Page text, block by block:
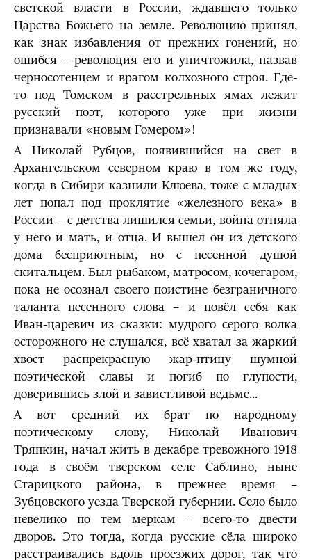
светской власти в России, ждавшего только
Царства Божьего на земле. Революцию принял,
как знак избавления от прежних гонений, но
ошибся – революция его и уничтожила, назвав
черносотенцем и врагом колхозного строя. Где-
то под Томском в расстрельных ямах лежит
русский поэт, которого уже при жизни
признавали «новым Гомером»!
А Николай Рубцов, появившийся на свет в
Архангельском северном краю в том же году,
когда в Сибири казнили Клюева, тоже с младых
лет попал под проклятие «железного века» в
России – с детства лишился семьи, война отняла
у него и мать, и отца. И вышел он из детского
дома бесприютным, но с песенной душой
скитальцем. Был рыбаком, матросом, кочегаром,
пока не осознал своего поистине безграничного
таланта песенного слова – и повёл себя как
Иван-царевич из сказки: мудрого серого волка
осторожного не слушался, всё хватал за жаркий
хвост распрекрасную жар-птицу шумной
поэтической славы и погиб по глупости,
доверившись злой и завистливой ведьме...
А вот средний их брат по народному
поэтическому слову, Николай Иванович
Тряпкин, начал жить в декабре тревожного 1918
года в своём тверском селе Саблино, ныне
Старицкого района, в прежнее время –
Зубцовского уезда Тверской губернии. Село было
невелико по тем меркам – всего-то двести
дворов. Это тогда, когда русские сёла широко
расстраивались вдоль проезжих дорог, так что